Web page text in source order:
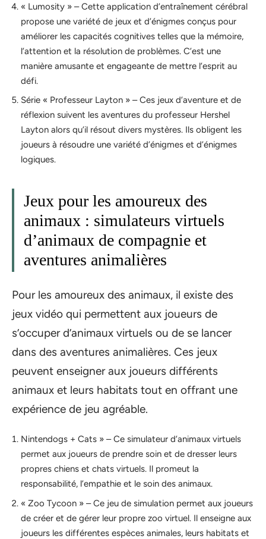
« Lumosity » – Cette application d’entraînement cérébral
propose une variété de jeux et d’énigmes conçus pour
améliorer les capacités cognitives telles que la mémoire,
l’attention et la résolution de problèmes. C’est une
manière amusante et engageante de mettre l’esprit au
défi.
Série « Professeur Layton » – Ces jeux d’aventure et de
réflexion suivent les aventures du professeur Hershel
Layton alors qu’il résout divers mystères. Ils obligent les
joueurs à résoudre une variété d’énigmes et d’énigmes
logiques.
Jeux pour les amoureux des
animaux : simulateurs virtuels
d’animaux de compagnie et
aventures animalières
Pour les amoureux des animaux, il existe des
jeux vidéo qui permettent aux joueurs de
s’occuper d’animaux virtuels ou de se lancer
dans des aventures animalières. Ces jeux
peuvent enseigner aux joueurs différents
animaux et leurs habitats tout en offrant une
expérience de jeu agréable.
Nintendogs + Cats » – Ce simulateur d’animaux virtuels
permet aux joueurs de prendre soin et de dresser leurs
propres chiens et chats virtuels. Il promeut la
responsabilité, l’empathie et le soin des animaux.
« Zoo Tycoon » – Ce jeu de simulation permet aux joueurs
de créer et de gérer leur propre zoo virtuel. Il enseigne aux
joueurs les différentes espèces animales, leurs habitats et